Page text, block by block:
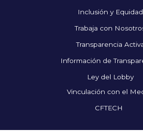
Inclusión y Equidad
Trabaja con
Transparencia
Información de
Ley del Lobby
Vinculación con el
CFTECH